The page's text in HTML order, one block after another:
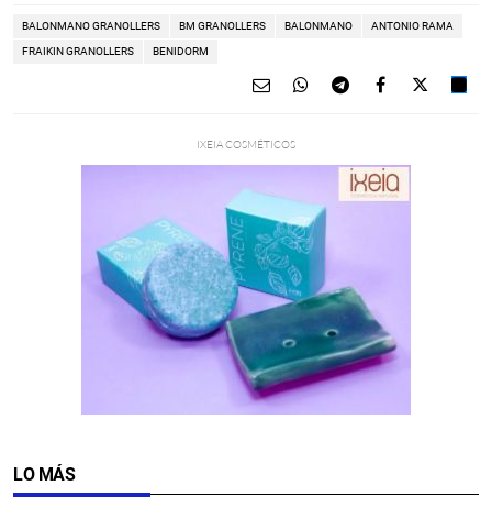
BALONMANO GRANOLLERS BM GRANOLLERS BALONMANO ANTONIO RAMA
FRAIKIN GRANOLLERS BENIDORM
LO MÁS